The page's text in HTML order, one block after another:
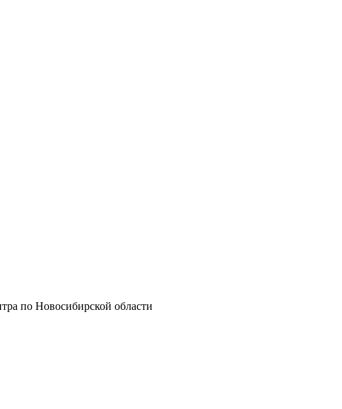
по Новосибирской области